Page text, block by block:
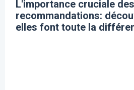
L'importance cruciale des
recommandations:
elles font toute la